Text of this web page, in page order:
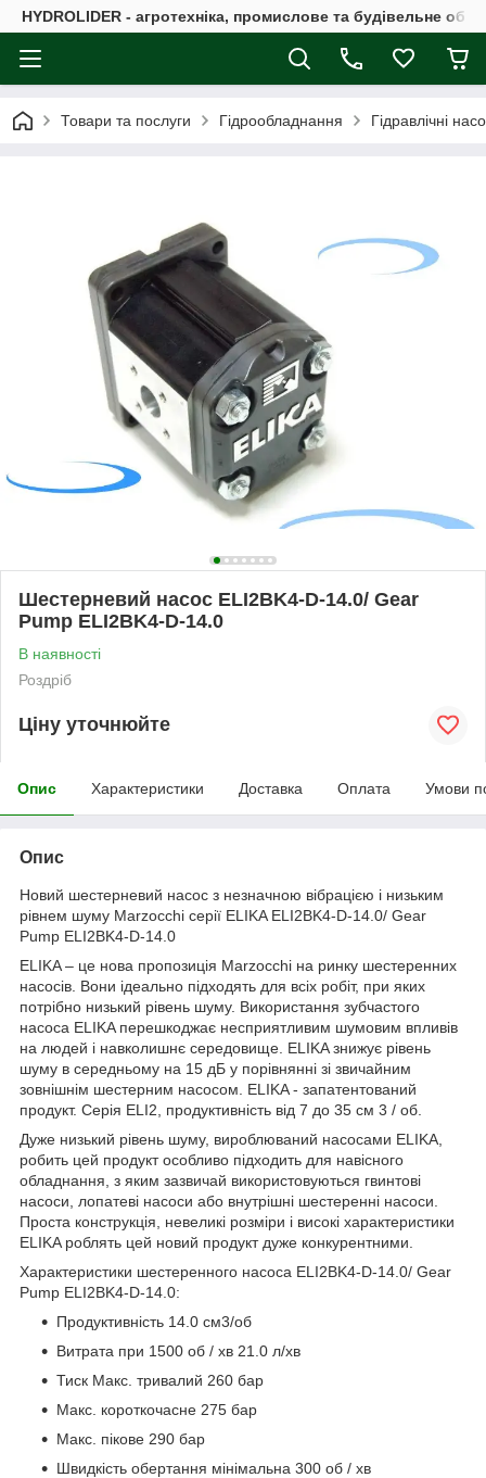
HYDROLIDER - агротехніка, промислове та будівельне
Товари та послуги Гідрообладнання Гідравлічні
Шестерневий насос ELI2BK4-D-14.0/ Gear
Pump ELI2BK4-D-14.0
В наявності
Роздріб
Ціну уточнюйте
Опис Характеристики Доставка Оплата Умови
Опис
Новий шестерневий насос з незначною вібрацією і низьким
рівнем шуму Marzocchi серії ELIKA ELI2BK4-D-14.0/ Gear
Pump ELI2BK4-D-14.0
ELIKA – це нова пропозиція Marzocchi на ринку шестеренних
насосів. Вони ідеально підходять для всіх робіт, при яких
потрібно низький рівень шуму. Використання зубчастого
насоса ELIKA перешкоджає несприятливим шумовим впливів
на людей і навколишнє середовище. ELIKA знижує рівень
шуму в середньому на 15 дБ у порівнянні зі звичайним
зовнішнім шестерним насосом. ELIKA - запатентований
продукт. Серія ELI2, продуктивність від 7 до 35 см 3 / об.
Дуже низький рівень шуму, вироблюваний насосами ELIKA,
робить цей продукт особливо підходить для навісного
обладнання, з яким зазвичай використовуються гвинтові
насоси, лопатеві насоси або внутрішні шестеренні насоси.
Проста конструкція, невеликі розміри і високі характеристики
ELIKA роблять цей новий продукт дуже конкурентними.
Характеристики шестеренного насоса ELI2BK4-D-14.0/ Gear
Pump ELI2BK4-D-14.0:
Продуктивність 14.0 см3/об
Витрата при 1500 об / хв 21.0 л/хв
Тиск Макс. тривалий 260 бар
Макс. короткочасне 275 бар
Макс. пікове 290 бар
Швидкість обертання мінімальна 300 об / хв